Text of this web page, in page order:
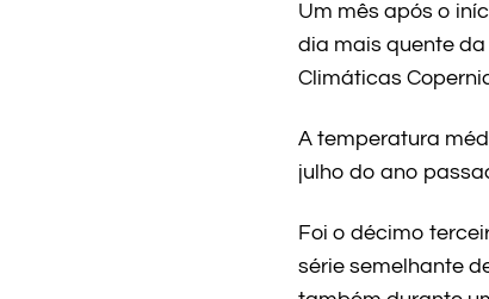
Um mês após o
dia mais quente
Climáticas
A temperatura
julho do ano
Foi o décimo
série semelhante